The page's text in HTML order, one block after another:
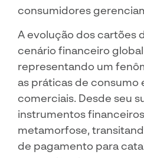
consumidores
A evolução dos cartões
cenário financeiro
representando um
as práticas de consumo
comerciais. Desde seu
instrumentos
metamorfose,
de pagamento para